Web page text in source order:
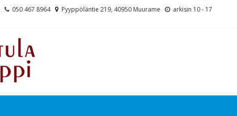
050 467 8964 Pyyppöläntie 219, 40950 Muurame arkisin 10 - 17